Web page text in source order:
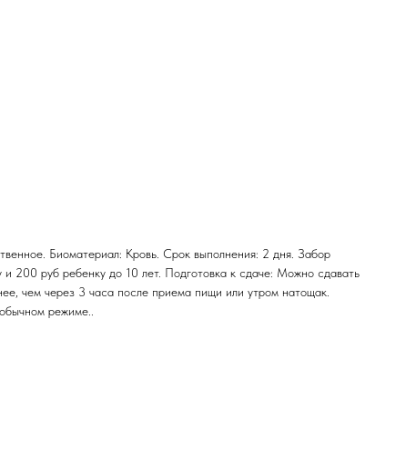
Биоматериал: Кровь. Срок выполнения: 2 дня. Забор
и 200 руб ребенку до 10 лет. Подготовка к сдаче: Можно сдавать
чем через 3 часа после приема пищи или утром натощак.
режиме..